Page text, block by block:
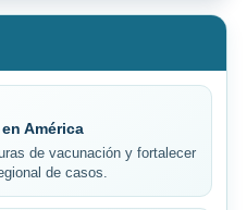
América
de vacunación y fortalecer
de casos.